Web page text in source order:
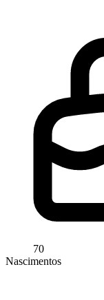
70
Nascimentos